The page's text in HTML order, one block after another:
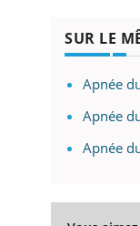
SUR LE
Apnée
Apnée
Apnée